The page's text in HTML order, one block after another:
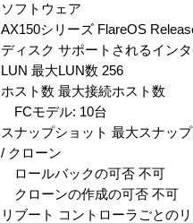
ソフトウェア
AX150シリーズ FlareOS
ディスク サポートされるインタ
LUN 最大LUN数 256
ホスト数 最大接続ホスト数
FCモデル: 10台
スナップショット 最大スナッ
/ クローン
ロールバックの可否 不可
クローンの作成の可否 不可
リブート コントローラごとの